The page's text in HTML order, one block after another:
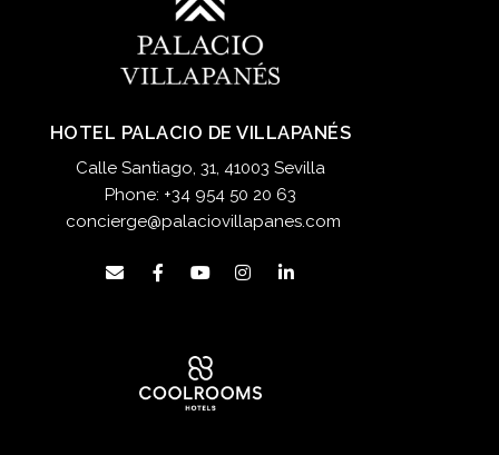
HOTEL PALACIO DE VILLAPANÉS
Calle Santiago, 31, 41003 Sevilla
Phone: +34 954 50 20 63
concierge@palaciovillapanes.com